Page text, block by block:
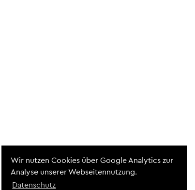
Wir nutzen Cookies über Google Analytics zur
Analyse unserer Webseitennutzung.
Datenschutz